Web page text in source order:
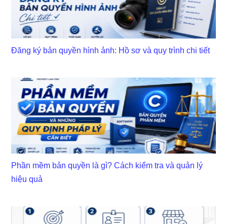
Đăng ký bản quyền hình ảnh: Hồ sơ và quy trình chi tiết
Phần mềm bản quyền là gì? Cách kiểm tra và quản lý
hiệu quả